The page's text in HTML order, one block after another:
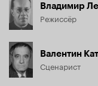
Владимир
Режиссёр
Валентин
Сценарист